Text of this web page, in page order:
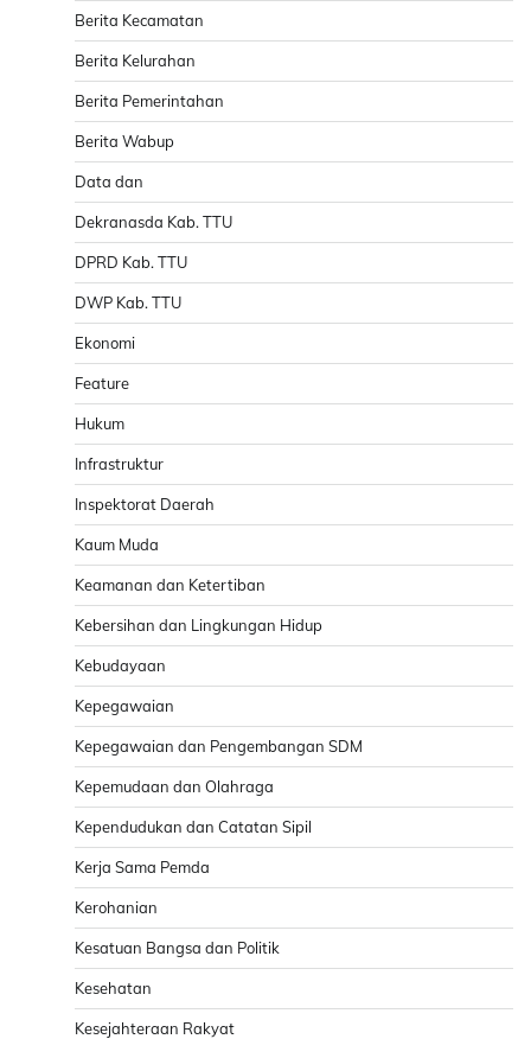
Berita Kecamatan
Berita Kelurahan
Berita Pemerintahan
Berita Wabup
Data dan
Dekranasda Kab. TTU
DPRD Kab. TTU
DWP Kab. TTU
Ekonomi
Feature
Hukum
Infrastruktur
Inspektorat Daerah
Kaum Muda
Keamanan dan Ketertiban
Kebersihan dan Lingkungan Hidup
Kebudayaan
Kepegawaian
Kepegawaian dan Pengembangan SDM
Kepemudaan dan Olahraga
Kependudukan dan Catatan Sipil
Kerja Sama Pemda
Kerohanian
Kesatuan Bangsa dan Politik
Kesehatan
Kesejahteraan Rakyat